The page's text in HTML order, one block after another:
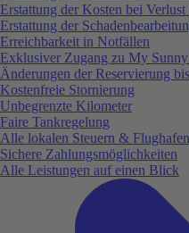
Erstattung der Kosten bei
Erstattung der
Erreichbarkeit in Notfällen
Exklusiver Zugang zu My
Änderungen der Reservierung
Kostenfreie Stornierung
Unbegrenzte Kilometer
Faire Tankregelung
Alle lokalen Steuern &
Sichere Zahlungsmöglichkeiten
Alle Leistungen auf einen Blick